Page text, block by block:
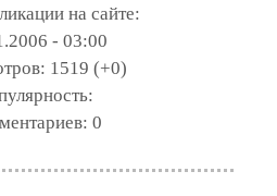
на сайте:
- 03:00
1519 (+0)
0